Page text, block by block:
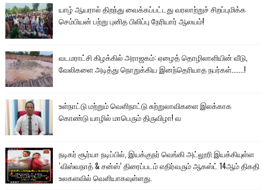
யாழ் ஆயரால் திறந்து வைக்கப்பட்டது வரலாற்றுச் சிறப்புமிக்க
செம்பியன் பற்று புனித பிலிப்பு நேரியார் ஆலயம்!
வடமராட்சி கிழக்கில் அராஜகம்: ஏழைத் தொழிலாளியின் வீடு,
வேலிகளை அடித்து நொறுக்கிய இனந்தெரியாத நபர்கள்.......!
உள்நாட்டு மற்றும் வெளிநாட்டு சுற்றுலாவிகளை இலக்காக
கொண்டு யாழில் மாபெரும் திருவிழா! வ
நடிகர் சூர்யா நடிப்பில், இயக்குநர் வெங்கி அட்லூரி இயக்கியுள்ள
‘விஸ்வநாத் & சன்ஸ்’ திரைப்படம் எதிர்வரும் ஆகஸ்ட் 14ஆம் திகதி
உலகளவில் வெளியாகவுள்ளது.